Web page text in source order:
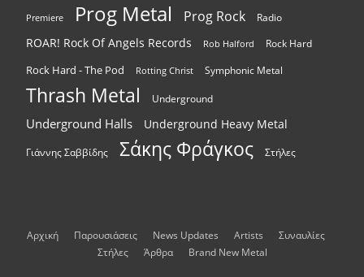
Premiere Prog Metal Prog Rock Radio
ROAR! Rock Of Angels Records Rob Halford Rock Hard
Rock Hard - The Pod Rotting Christ Symphonic Metal
Thrash Metal Underground
Underground Halls Underground Heavy Metal
Γιάννης Σαββίδης Σάκης Φράγκος Στήλες
Αρχική Παρουσιάσεις News Updates Artists
Συναυλίες
Στήλες
Άρθρα Brand New Metal